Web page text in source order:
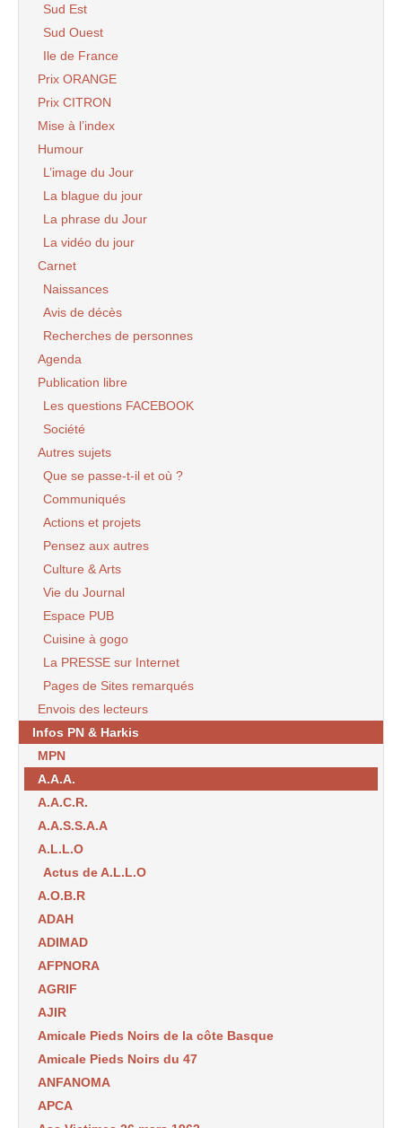
Sud Est
Sud Ouest
Ile de France
Prix ORANGE
Prix CITRON
Mise à l’index
Humour
L’image du Jour
La blague du jour
La phrase du Jour
La vidéo du jour
Carnet
Naissances
Avis de décès
Recherches de personnes
Agenda
Publication libre
Les questions FACEBOOK
Société
Autres sujets
Que se passe-t-il et où ?
Communiqués
Actions et projets
Pensez aux autres
Culture & Arts
Vie du Journal
Espace PUB
Cuisine à gogo
La PRESSE sur Internet
Pages de Sites remarqués
Envois des lecteurs
Infos PN & Harkis
MPN
A.A.A.
A.A.C.R.
A.A.S.S.A.A
A.L.L.O
Actus de A.L.L.O
A.O.B.R
ADAH
ADIMAD
AFPNORA
AGRIF
AJIR
Amicale Pieds Noirs de la côte Basque
Amicale Pieds Noirs du 47
ANFANOMA
APCA